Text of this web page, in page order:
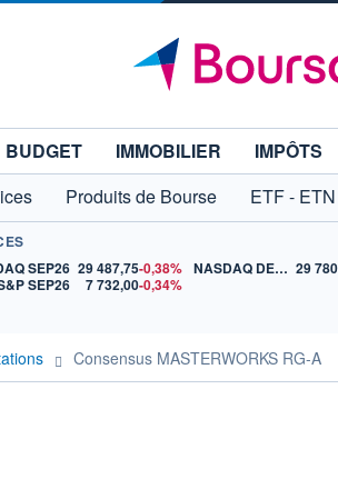
BUDGET IMMOBILIER IMPÔTS
Produits de Bourse ETF - ETN
SEP26 29 487,75-0,38%
SEP26
7 732,00-0,34%
NASDAQ DEC26
Consensus MASTERWORKS RG-A